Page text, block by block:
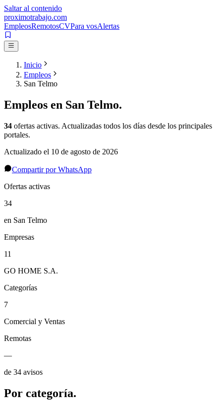
Saltar al contenido
proximotrabajo.com
EmpleosRemotosCVPara vosAlertas
Inicio
Empleos
San Telmo
Empleos en San Telmo.
34 ofertas activas. Actualizadas todos los días desde los principales
portales.
Actualizado el 10 de agosto de 2026
Compartir por WhatsApp
Ofertas activas
34
en San Telmo
Empresas
11
GO HOME S.A.
Categorías
7
Comercial y Ventas
Remotas
—
de 34 avisos
Por categoría.